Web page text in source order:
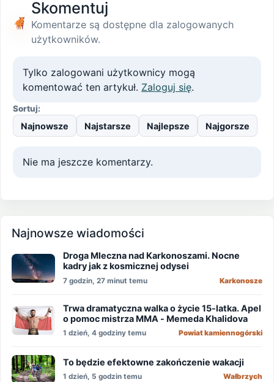
Skomentuj
Komentarze są dostępne dla zalogowanych
użytkowników.
Tylko zalogowani użytkownicy mogą
komentować ten artykuł. Zaloguj się.
Sortuj:
Najnowsze Najstarsze Najlepsze Najgorsze
Nie ma jeszcze komentarzy.
Najnowsze wiadomości
Droga Mleczna nad Karkonoszami. Nocne
kadry jak z kosmicznej odysei
7 godzin, 27 minut temu Karkonosze
Trwa dramatyczna walka o życie 15-latka. Apel
o pomoc mistrza MMA - Memeda Khalidova
1 dzień, 4 godziny temu Powiat kamiennogórski
To będzie efektowne zakończenie wakacji
1 dzień, 5 godzin temu Wałbrzych